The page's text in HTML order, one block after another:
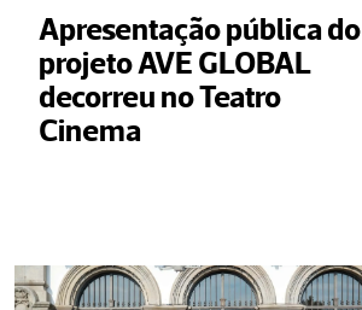
Apresentação pública do
projeto AVE GLOBAL
decorreu no Teatro
Cinema